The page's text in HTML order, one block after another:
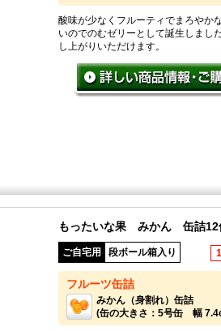
料
酸味が少なくフルーティでまろやか
いのでのむゼリーとして誕生しまし
し上がりいただけます。
もったいな果 みかん 缶詰12
ご自宅用 段ボール箱入り
フルーツ缶詰
みかん（身割れ）缶詰
(缶の大きさ：5号缶 幅